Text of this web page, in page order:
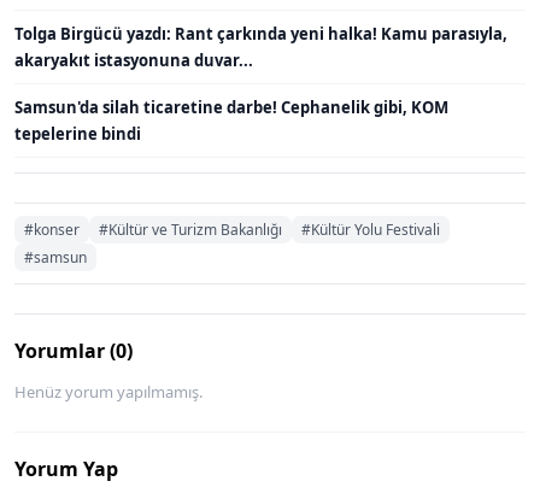
Tolga Birgücü yazdı: Rant çarkında yeni halka! Kamu parasıyla,
akaryakıt istasyonuna duvar...
Samsun'da silah ticaretine darbe! Cephanelik gibi, KOM
tepelerine bindi
#konser #Kültür ve Turizm Bakanlığı
#Kültür Yolu Festivali
#samsun
Yorumlar (0)
Henüz yorum yapılmamış.
Yorum Yap